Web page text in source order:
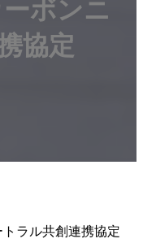
ボンニ
協定
ラル共創連携協定